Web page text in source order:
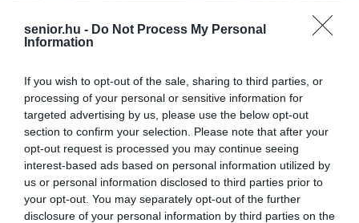
senior.hu - Do Not Process My Personal
Information
If you wish to opt-out of the sale, sharing to third parties, or
processing of your personal or sensitive information for
targeted advertising by us, please use the below opt-out
section to confirm your selection. Please note that after your
opt-out request is processed you may continue seeing
interest-based ads based on personal information utilized by
us or personal information disclosed to third parties prior to
your opt-out. You may separately opt-out of the further
disclosure of your personal information by third parties on the
A kártyacsomag ugyanakkor kiváló eszköz coachoknak,
mentálhigiénés segítőknek és HR-szakembereknek is, akik szenior
programokon vagy nyugdíj-előkészítő folyamatokban dolgoznak. A
négy fázis strukturált keretet ad egy többalkalmas
csoportmunkához is.
Tudatos Nyugdíjas kártya
az egyik első magyar fejlesztésű
eszköz, amely kifejezetten a nyugdíj előtti és utáni